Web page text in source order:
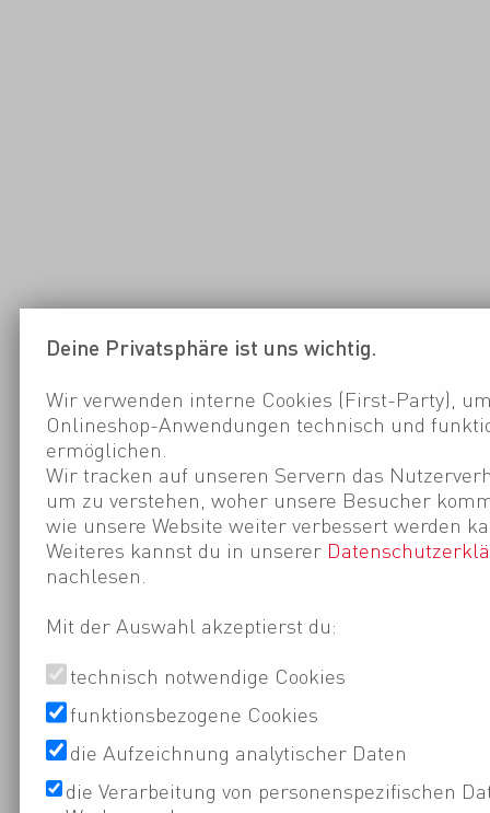
Deine Privatsphäre ist uns wichtig.
Wir verwenden interne Cookies (First-Party),
Onlineshop-Anwendungen technisch und
ermöglichen.
Wir tracken auf unseren Servern das
um zu verstehen, woher unsere Besucher
wie unsere Website weiter verbessert werden
Weiteres kannst du in unserer
nachlesen.
Mit der Auswahl akzeptierst du:
technisch notwendige Cookies
funktionsbezogene Cookies
die Aufzeichnung analytischer Daten
die Verarbeitung von personenspezifischen